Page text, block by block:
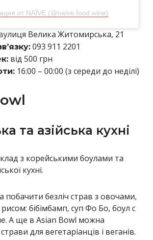
от NAЇVE (@naive.food.wine)
Велика Житомирська, 21
093 911 2201
від 500 грн
16:00 – 00:00 (з середи до неділі)
та азійська кухні
з корейськими боулами та
кухні.
безліч страв з овочами,
бібімбамп, суп Фо Бо, боул с
А ще в Asian Bowl можна
для вегетаріанців і веганів.